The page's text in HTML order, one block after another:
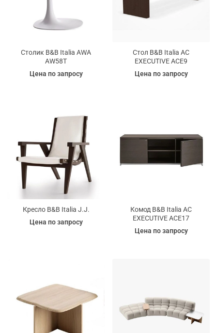
Столик B&B Italia AWA
AW58T
Цена по запросу
Стол B&B Italia AC
EXECUTIVE ACE9
Цена по запросу
Кресло B&B Italia J.J.
Цена по запросу
Комод B&B Italia AC
EXECUTIVE ACE17
Цена по запросу